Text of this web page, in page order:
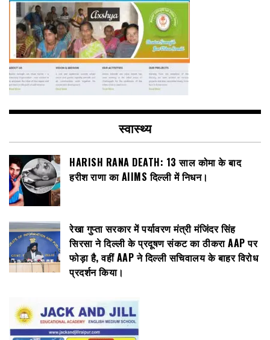
स्वास्थ्य
HARISH RANA DEATH: 13 साल कोमा के बाद
हरीश राणा का AIIMS दिल्ली में निधन।
रेखा गुप्ता सरकार में पर्यावरण मंत्री मंजिंदर सिंह
सिरसा ने दिल्ली के प्रदूषण संकट का ठीकरा AAP पर
फोड़ा है, वहीं AAP ने दिल्ली सचिवालय के बाहर विरोध
प्रदर्शन किया।